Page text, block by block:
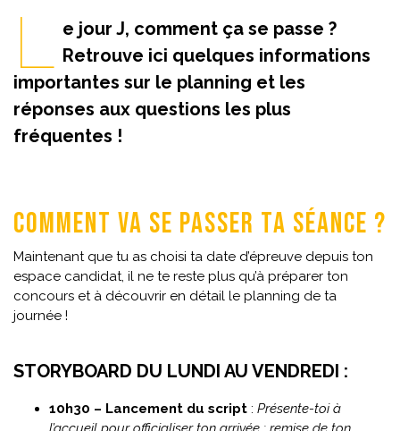
L e jour J, comment ça se passe ?
Retrouve ici quelques informations
importantes sur le planning et les
réponses aux questions les plus
fréquentes !
Comment va se passer ta séance ?
Maintenant que tu as choisi ta date d’épreuve depuis ton
espace candidat, il ne te reste plus qu’à préparer ton
concours et à découvrir en détail le planning de ta
journée !
STORYBOARD DU LUNDI AU VENDREDI :
10h30 – Lancement du script : Présente-toi à